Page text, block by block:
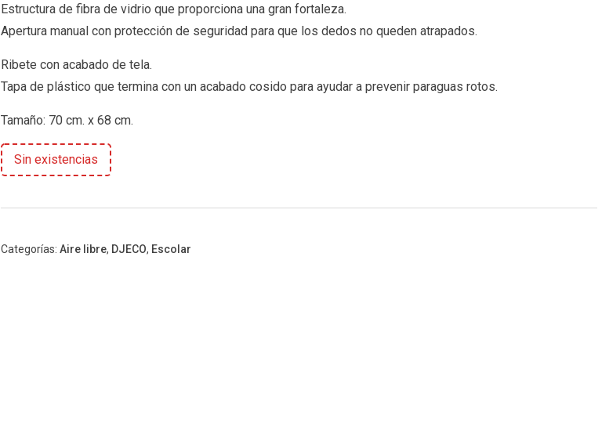
Estructura de fibra de vidrio que proporciona una gran fortaleza.
Apertura manual con protección de seguridad para que los dedos no queden atrapados.
Ribete con acabado de tela.
Tapa de plástico que termina con un acabado cosido para ayudar a prevenir paraguas rotos.
Tamaño: 70 cm. x 68 cm.
Sin existencias
Categorías: Aire libre, DJECO, Escolar